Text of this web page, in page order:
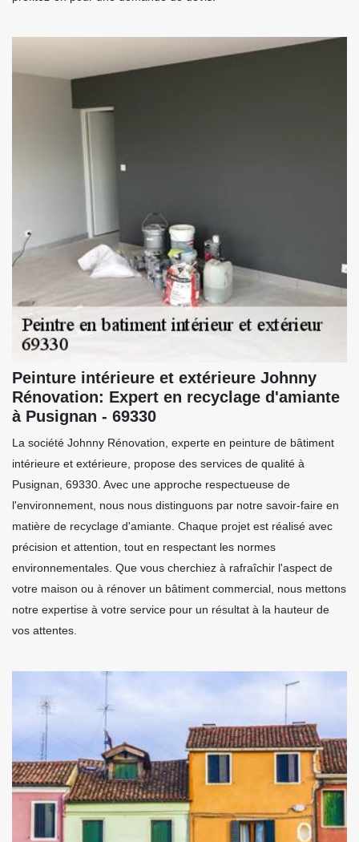
Peinture intérieure et extérieure Johnny
Rénovation: Expert en recyclage d'amiante
à Pusignan - 69330
La société Johnny Rénovation, experte en peinture de bâtiment
intérieure et extérieure, propose des services de qualité à
Pusignan, 69330. Avec une approche respectueuse de
l'environnement, nous nous distinguons par notre savoir-faire en
matière de recyclage d'amiante. Chaque projet est réalisé avec
précision et attention, tout en respectant les normes
environnementales. Que vous cherchiez à rafraîchir l'aspect de
votre maison ou à rénover un bâtiment commercial, nous mettons
notre expertise à votre service pour un résultat à la hauteur de
vos attentes.